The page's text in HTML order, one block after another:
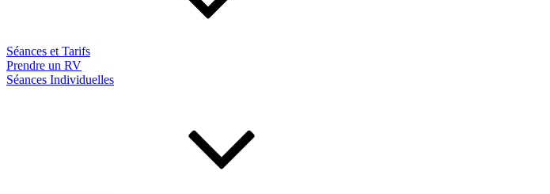
Séances et Tarifs
Prendre un RV
Séances Individuelles